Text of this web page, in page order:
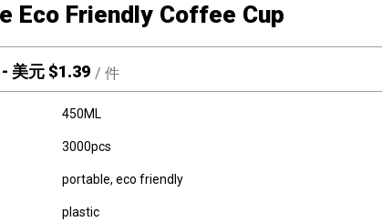
Eco Friendly Coffee Cup
- 美元 $1.39 / 件
450ML
3000pcs
portable, eco friendly
plastic